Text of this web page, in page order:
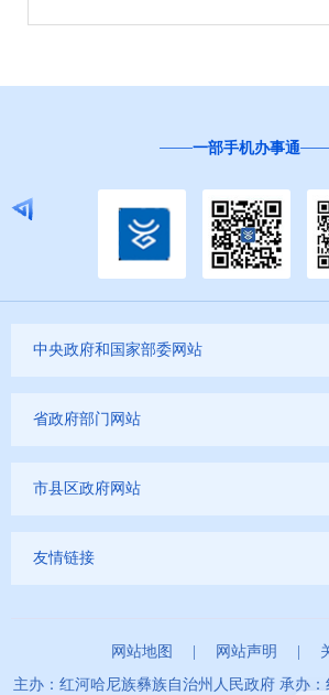
一部手机办事通
中央政府和国家部委网站
省政府部门网站
市县区政府网站
友情链接
网站地图 | 网站声明 |
主办：红河哈尼族彝族自治州人民政府 承办